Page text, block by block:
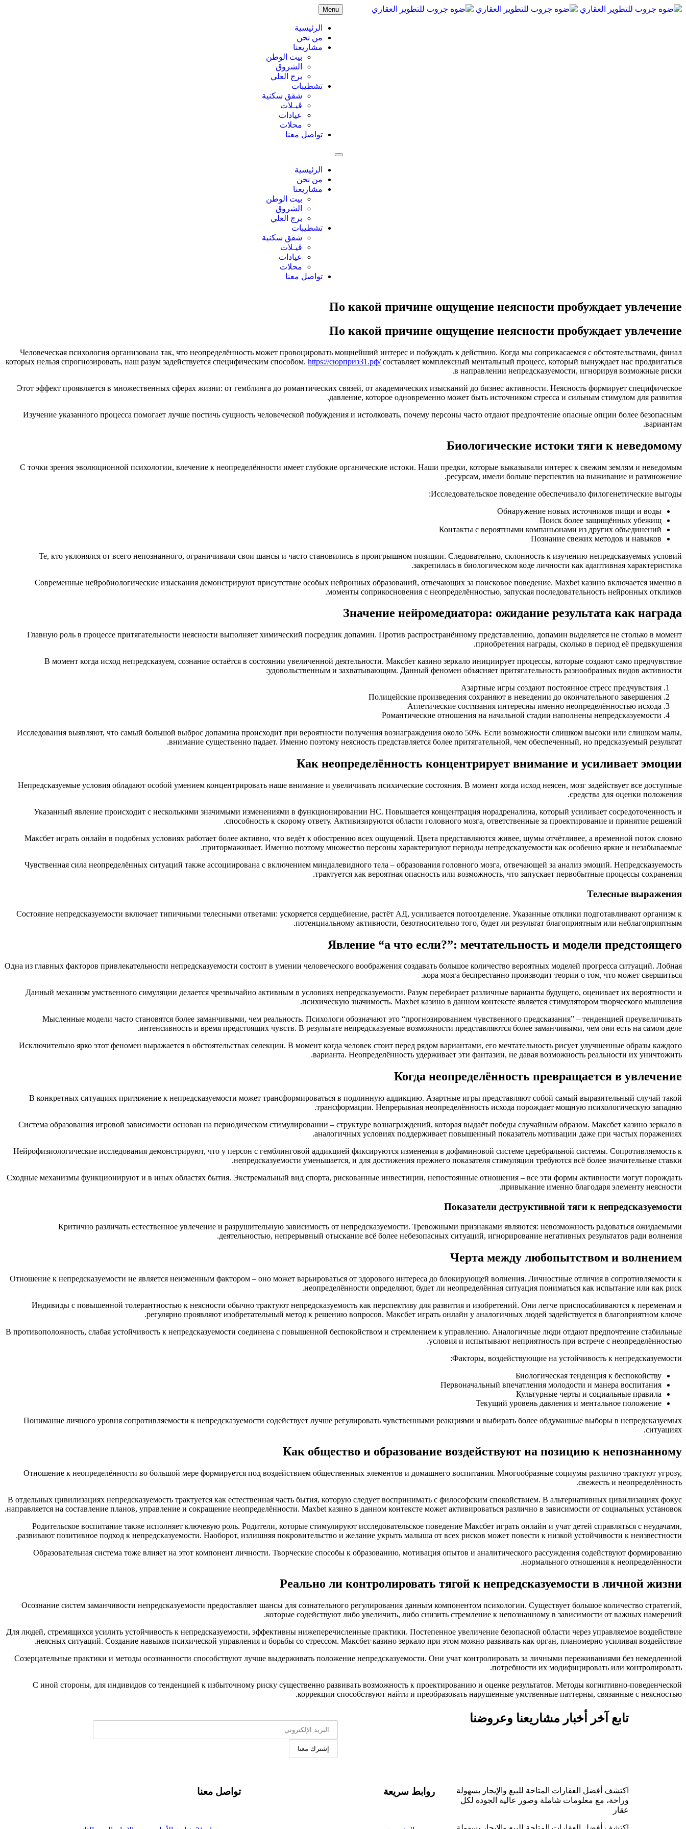
Menu
الرئيسية
من نحن
مشاريعنا
بيت الوطن
الشروق
برج العلي
تشطيبات
شقق سكنية
ڤيـلات
عيادات
محلات
تواصل معنا
الرئيسية
من نحن
مشاريعنا
بيت الوطن
الشروق
برج العلي
تشطيبات
شقق سكنية
ڤيـلات
عيادات
محلات
تواصل معنا
По какой причине ощущение неясности пробуждает увлечение
По какой причине ощущение неясности пробуждает увлечение
Человеческая психология организована так, что неопределённость может провоцировать мощнейший интерес и побуждать к действию. Когда мы соприкасаемся с обстоятельствами, финал
которых нельзя спрогнозировать, наш разум задействуется специфическим способом. https://сюрприз31.рф/составляет комплексный ментальный процесс, который вынуждает нас продвигаться
в направлении непредсказуемости, игнорируя возможные риски.
Этот эффект проявляется в множественных сферах жизни: от гемблинга до романтических связей, от академических изысканий до бизнес активности. Неясность формирует специфическое
давление, которое одновременно может быть источником стресса и сильным стимулом для развития.
Изучение указанного процесса помогает лучше постичь сущность человеческой побуждения и истолковать, почему персоны часто отдают предпочтение опасные опции более безопасным
вариантам.
Биологические истоки тяги к неведомому
С точки зрения эволюционной психологии, влечение к неопределённости имеет глубокие органические истоки. Наши предки, которые выказывали интерес к свежим землям и неведомым
ресурсам, имели больше перспектив на выживание и размножение.
Исследовательское поведение обеспечивало филогенетические выгоды:
Обнаружение новых источников пищи и воды
Поиск более защищённых убежищ
Контакты с вероятными компаньонами из других объединений
Познание свежих методов и навыков
Те, кто уклонялся от всего непознанного, ограничивали свои шансы и часто становились в проигрышном позиции. Следовательно, склонность к изучению непредсказуемых условий
закрепилась в биологическом коде личности как адаптивная характеристика.
Современные нейробиологические изыскания демонстрируют присутствие особых нейронных образований, отвечающих за поисковое поведение. Maxbet казино включается именно в
моменты соприкосновения с неопределённостью, запуская последовательность нейронных откликов.
Значение нейромедиатора: ожидание результата как награда
Главную роль в процессе притягательности неясности выполняет химический посредник допамин. Против распространённому представлению, допамин выделяется не столько в момент
приобретения награды, сколько в период её предвкушения.
В момент когда исход непредсказуем, сознание остаётся в состоянии увеличенной деятельности. Максбет казино зеркало инициирует процессы, которые создают само предчувствие
удовольственным и захватывающим. Данный феномен объясняет притягательность разнообразных видов активности:
Азартные игры создают постоянное стресс предчувствия
Полицейские произведения сохраняют в неведении до окончательного завершения
Атлетические состязания интересны именно неопределённостью исхода
Романтические отношения на начальной стадии наполнены непредсказуемости
Исследования выявляют, что самый большой выброс допамина происходит при вероятности получения вознаграждения около 50%. Если возможности слишком высоки или слишком малы,
внимание существенно падает. Именно поэтому неясность представляется более притягательной, чем обеспеченный, но предсказуемый результат.
Как неопределённость концентрирует внимание и усиливает эмоции
Непредсказуемые условия обладают особой умением концентрировать наше внимание и увеличивать психические состояния. В момент когда исход неясен, мозг задействует все доступные
средства для оценки положения.
Указанный явление происходит с несколькими значимыми изменениями в функционировании НС. Повышается концентрация норадреналина, который усиливает сосредоточенность и
способность к скорому ответу. Активизируются области головного мозга, ответственные за проектирование и принятие решений.
Максбет играть онлайн в подобных условиях работает более активно, что ведёт к обострению всех ощущений. Цвета представляются живее, шумы отчётливее, а временной поток словно
притормаживает. Именно поэтому множество персоны характеризуют периоды непредсказуемости как особенно яркие и незабываемые.
Чувственная сила неопределённых ситуаций также ассоциирована с включением миндалевидного тела – образования головного мозга, отвечающей за анализ эмоций. Непредсказуемость
трактуется как вероятная опасность или возможность, что запускает первобытные процессы сохранения.
Телесные выражения
Состояние непредсказуемости включает типичными телесными ответами: ускоряется сердцебиение, растёт АД, усиливается потоотделение. Указанные отклики подготавливают организм к
потенциальному активности, безотносительно того, будет ли результат благоприятным или неблагоприятным.
Явление “а что если?”: мечтательность и модели предстоящего
Одна из главных факторов привлекательности непредсказуемости состоит в умении человеческого воображения создавать большое количество вероятных моделей прогресса ситуаций. Лобная
кора мозга беспрестанно производит теории о том, что может свершиться.
Данный механизм умственного симуляции делается чрезвычайно активным в условиях непредсказуемости. Разум перебирает различные варианты будущего, оценивает их вероятности и
психическую значимость. Maxbet казино в данном контексте является стимулятором творческого мышления.
Мысленные модели часто становятся более заманчивыми, чем реальность. Психологи обозначают это “прогнозированием чувственного предсказания” – тенденцией преувеличивать
интенсивность и время предстоящих чувств. В результате непредсказуемые возможности представляются более заманчивыми, чем они есть на самом деле.
Исключительно ярко этот феномен выражается в обстоятельствах селекции. В момент когда человек стоит перед рядом вариантами, его мечтательность рисует улучшенные образы каждого
варианта. Неопределённость удерживает эти фантазии, не давая возможность реальности их уничтожить.
Когда неопределённость превращается в увлечение
В конкретных ситуациях притяжение к непредсказуемости может трансформироваться в подлинную аддикцию. Азартные игры представляют собой самый выразительный случай такой
трансформации. Непрерывная неопределённость исхода порождает мощную психологическую западню.
Система образования игровой зависимости основан на периодическом стимулировании – структуре вознаграждений, которая выдаёт победы случайным образом. Максбет казино зеркало в
аналогичных условиях поддерживает повышенный показатель мотивации даже при частых поражениях.
Нейрофизиологические исследования демонстрируют, что у персон с гемблинговой аддикцией фиксируются изменения в дофаминовой системе церебральной системы. Сопротивляемость к
непредсказуемости уменьшается, и для достижения прежнего показателя стимуляции требуются всё более значительные ставки.
Сходные механизмы функционируют и в иных областях бытия. Экстремальный вид спорта, рискованные инвестиции, непостоянные отношения – все эти формы активности могут порождать
привыкание именно благодаря элементу неясности.
Показатели деструктивной тяги к непредсказуемости
Критично различать естественное увлечение и разрушительную зависимость от непредсказуемости. Тревожными признаками являются: невозможность радоваться ожидаемыми
деятельностью, непрерывный отыскание всё более небезопасных ситуаций, игнорирование негативных результатов ради волнения.
Черта между любопытством и волнением
Отношение к непредсказуемости не является неизменным фактором – оно может варьироваться от здорового интереса до блокирующей волнения. Личностные отличия в сопротивляемости к
неопределённости определяют, будет ли неопределённая ситуация пониматься как испытание или как риск.
Индивиды с повышенной толерантностью к неясности обычно трактуют непредсказуемость как перспективу для развития и изобретений. Они легче приспосабливаются к переменам и
регулярно проявляют изобретательный метод к решению вопросов. Максбет играть онлайн у аналогичных людей задействуется в благоприятном ключе.
В противоположность, слабая устойчивость к непредсказуемости соединена с повышенной беспокойством и стремлением к управлению. Аналогичные люди отдают предпочтение стабильные
условия и испытывают неприятность при встрече с неопределённостью.
Факторы, воздействующие на устойчивость к непредсказуемости:
Биологическая тенденция к беспокойству
Первоначальный впечатления молодости и манера воспитания
Культурные черты и социальные правила
Текущий уровень давления и ментальное положение
Понимание личного уровня сопротивляемости к непредсказуемости содействует лучше регулировать чувственными реакциями и выбирать более обдуманные выборы в непредсказуемых
ситуациях.
Как общество и образование воздействуют на позицию к непознанному
Отношение к неопределённости во большой мере формируется под воздействием общественных элементов и домашнего воспитания. Многообразные социумы различно трактуют угрозу,
свежесть и неопределённость.
В отдельных цивилизациях непредсказуемость трактуется как естественная часть бытия, которую следует воспринимать с философским спокойствием. В альтернативных цивилизациях фокус
направляется на составление планов, управление и сокращение неопределённости. Maxbet казино в данном контексте может активироваться различно в зависимости от социальных установок.
Родительское воспитание также исполняет ключевую роль. Родители, которые стимулируют исследовательское поведение Максбет играть онлайн и учат детей справляться с неудачами,
развивают позитивное подход к непредсказуемости. Наоборот, излишняя покровительство и желание укрыть малыша от всех рисков может повести к низкой устойчивости к неизвестности.
Образовательная система тоже влияет на этот компонент личности. Творческие способы к образованию, мотивация опытов и аналитического рассуждения содействуют формированию
нормального отношения к неопределённости.
Реально ли контролировать тягой к непредсказуемости в личной жизни
Осознание систем заманчивости непредсказуемости предоставляет шансы для сознательного регулирования данным компонентом психологии. Существует большое количество стратегий,
которые содействуют либо увеличить, либо снизить стремление к непознанному в зависимости от важных намерений.
Для людей, стремящихся усилить устойчивость к непредсказуемости, эффективны нижеперечисленные практики. Постепенное увеличение безопасной области через управляемое воздействие
неясных ситуаций. Создание навыков психической управления и борьбы со стрессом. Максбет казино зеркало при этом можно развивать как орган, планомерно усиливая воздействие.
Созерцательные практики и методы осознанности способствуют лучше выдерживать положение непредсказуемости. Они учат контролировать за личными переживаниями без немедленной
потребности их модифицировать или контролировать.
С иной стороны, для индивидов со тенденцией к избыточному риску существенно развивать возможность к проектированию и оценке результатов. Методы когнитивно-поведенческой
коррекции способствуют найти и преобразовать нарушенные умственные паттерны, связанные с неясностью.
تابع آخر أخبار مشاريعنا وعروضنا
إشترك معنا
اكتشف أفضل العقارات المتاحة للبيع والإيجار بسهولة
وراحة، مع معلومات شاملة وصور عالية الجودة لكل
عقار
روابط سريعة تواصل معنا